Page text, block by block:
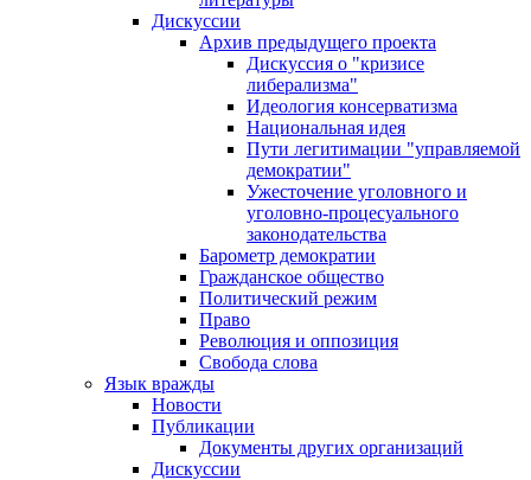
Дискуссии
Архив предыдущего проекта
Дискуссия о "кризисе
либерализма"
Идеология консерватизма
Национальная идея
Пути легитимации "управляемой
демократии"
Ужесточение уголовного и
уголовно-процесуального
законодательства
Барометр демократии
Гражданское общество
Политический режим
Право
Революция и оппозиция
Свобода слова
Язык вражды
Новости
Публикации
Документы других организаций
Дискуссии